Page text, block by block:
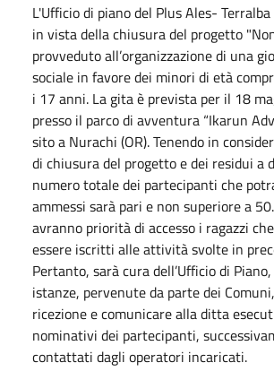
L'Ufficio di piano del Plus Ales-
in vista della chiusura del progetto
provveduto all’organizzazione di una
sociale in favore dei minori di età
i 17 anni. La gita è prevista per il 18
presso il parco di avventura “Ikarun
sito a Nurachi (OR). Tenendo in
di chiusura del progetto e dei residui a
numero totale dei partecipanti che
ammessi sarà pari e non superiore a
avranno priorità di accesso i ragazzi
essere iscritti alle attività svolte in
Pertanto, sarà cura dell’Ufficio di
istanze, pervenute da parte dei
ricezione e comunicare alla ditta
nominativi dei partecipanti,
contattati dagli operatori incaricati.